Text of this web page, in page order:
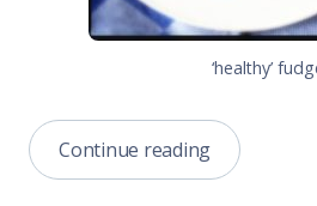
‘healthy’
Continue reading“fudge
on